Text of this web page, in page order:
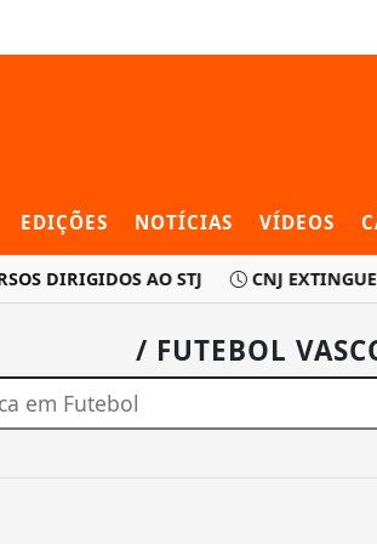
EDIÇÕES NOTÍCIAS VÍDEOS
DIRIGIDOS AO STJ CNJ EXTINGUE
/ FUTEBOL